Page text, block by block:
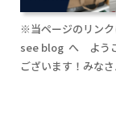
※当ページのリン
see blog へ よう
ございます！みな